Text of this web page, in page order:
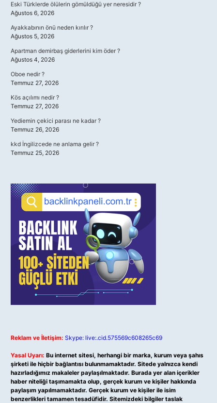
Eski Türklerde ölülerin gömüldüğü yer neresidir ?
Ağustos 6, 2026
Ayakkabının önü neden kırılır ?
Ağustos 5, 2026
Apartman demirbaş giderlerini kim öder ?
Ağustos 4, 2026
Oboe nedir ?
Temmuz 27, 2026
Kös açılımı nedir ?
Temmuz 27, 2026
Yediemin çekici parası ne kadar ?
Temmuz 26, 2026
kkd İngilizcede ne anlama gelir ?
Temmuz 25, 2026
Reklam ve İletişim: Skype: live:.cid.575569c608265c69
Yasal Uyarı: Bu internet sitesi, herhangi bir marka, kurum veya şahıs
şirketi ile hiçbir bağlantısı bulunmamaktadır. Sitede yalnızca kendi
hazırladığımız makaleler paylaşılmaktadır. Burada yer alan içerikler
haber niteliği taşımamakta olup, gerçek kurum ve kişiler hakkında
paylaşım yapılmamaktadır. Gerçek kurum ve kişiler ile isim
benzerlikleri tamamen tesadüfidir. Sitemizdeki bilgiler taslak